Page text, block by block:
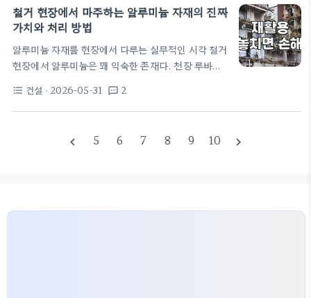
겪었던 일인데, 간판 업체에서 제시한 철거 견적만 믿
고 일을 진행했다가 나중에 외벽 마감 처리가 제대로
였던 기억이 납니다. 철거는 단순히 떼어내는 게 전부
가 아니다 많은 분이 실수하는 지점은 '철거'를 단순히
간판을 벽에서 떼어내는 행위로만 생각한다는 겁니
철거 현장에서 마주하는 알루미늄 자재의 진짜
가치와 처리 방법
알루미늄 자재를 현장에서 다루는 실무적인 시각 철거
현장에서 알루미늄은 꽤 익숙한 존재다. 천장 루바나
경량 스터드 공사에서 골조를 잡을 때 사용하는 부속
품을 마주하기도 한다. 실무자 입장에서 알루미늄은
비용 대비 효율을 따지면 고민이 깊어지는 소재다. 국
장에서 알루미늄 압출 제품을 보면 강철과 달리 부식
format_list_bulleted 건설 · 2026-05-31 textsms 2
navigate_before 5 6 7 8 9 10 navigate_next